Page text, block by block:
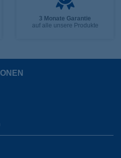
3 Monate Garantie
auf alle unsere Produkte